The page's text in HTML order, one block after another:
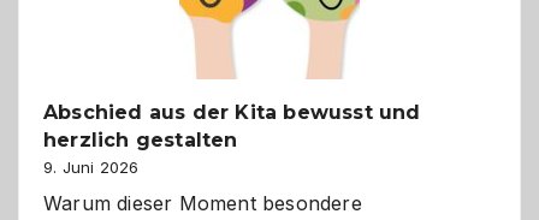
Abschied aus der Kita bewusst und
herzlich gestalten
9. Juni 2026
Warum dieser Moment besondere